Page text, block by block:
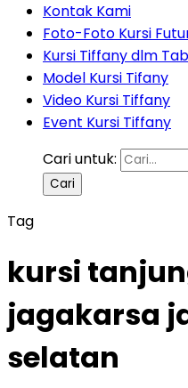
Kontak Kami
Foto-Foto Kursi
Kursi Tiffany dlm
Model Kursi Tifany
Video Kursi Tiffany
Event Kursi Tiffany
Cari untuk:
Tag
kursi
jagakarsa
selatan